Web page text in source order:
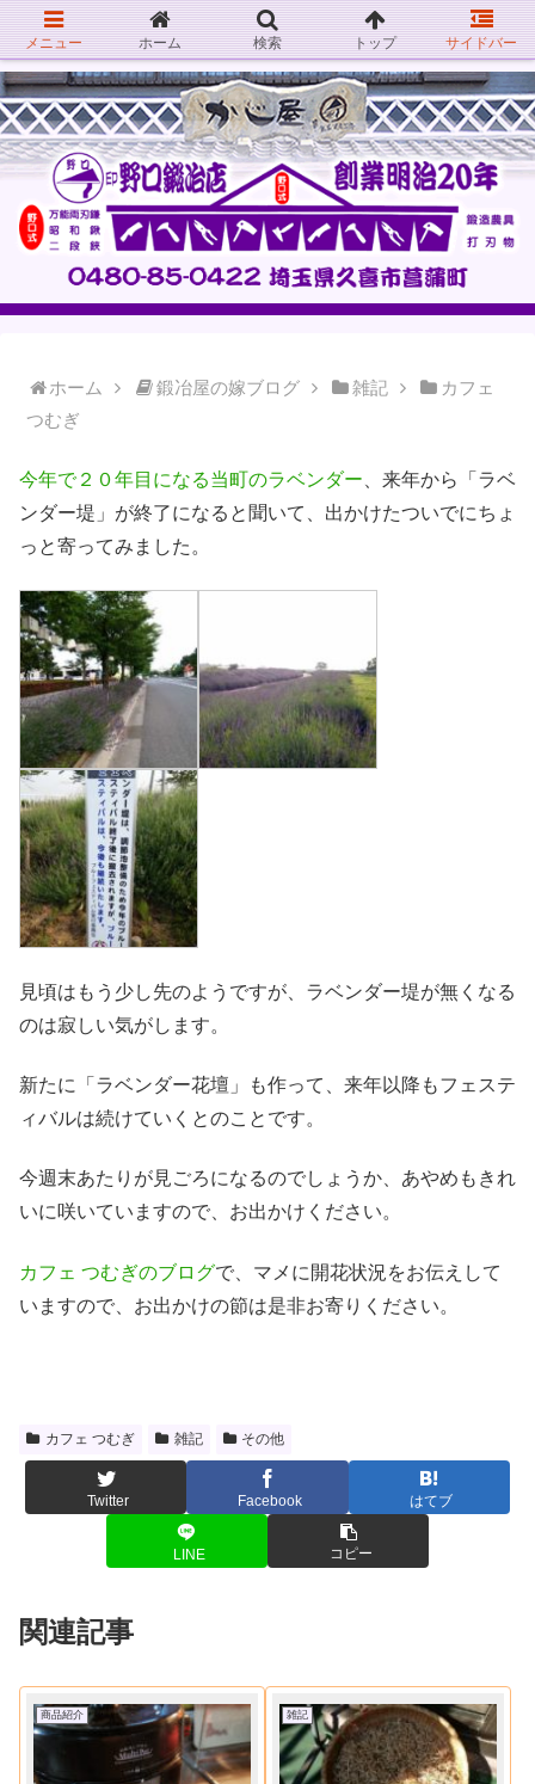
ホーム 鍛冶屋の嫁ブログ 雑記
カフェ
つむぎ
今年で２０年目になる当町のラベンダー 、来年から「ラベ
ンダー堤」が終了になると聞いて、出かけたついでにちょ
っと寄ってみました。
見頃はもう少し先のようですが、ラベンダー堤が無くなる
のは寂しい気がします。
新たに「ラベンダー花壇」も作って、来年以降もフェステ
ィバルは続けていくとのことです。
今週末あたりが見ごろになるのでしょうか、あやめもきれ
いに咲いていますので、お出かけください。
カフェ つむぎのブログで、マメに開花状況をお伝えして
いますので、お出かけの節は是非お寄りください。
カフェ つむぎ 雑記 その他
Twitter Facebook はてブ
LINE コピー
関連記事
商品紹介 雑記
メニュー ホーム 検索 トップ サイドバー